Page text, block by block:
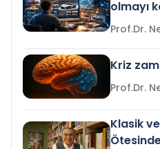
olmayı
Kriz
Klasik